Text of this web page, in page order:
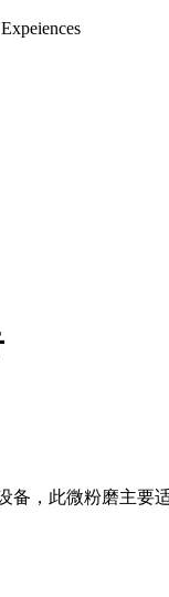
备，此微粉磨主要